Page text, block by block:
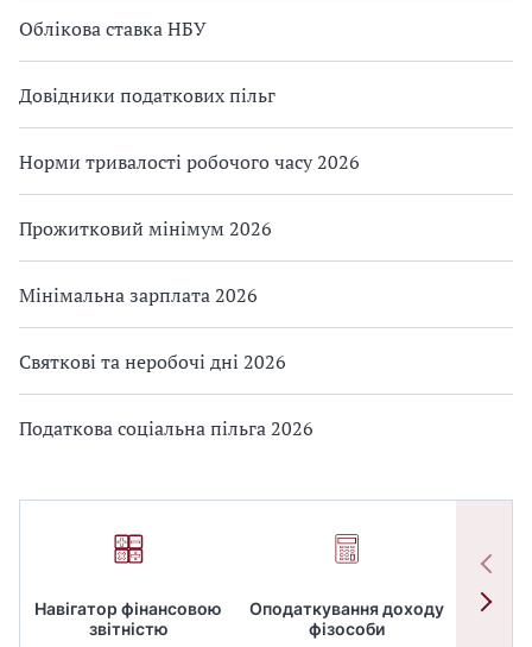
Облікова ставка НБУ
Довідники податкових пільг
Норми тривалості робочого часу 2026
Прожитковий мінімум 2026
Мінімальна зарплата 2026
Святкові та неробочі дні 2026
Податкова соціальна пільга 2026
Навігатор фінансовою
звітністю
Оподаткування доходу
фізособи